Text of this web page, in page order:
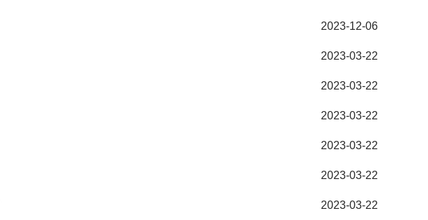
2023-12-06
2023-03-22
2023-03-22
2023-03-22
2023-03-22
2023-03-22
2023-03-22